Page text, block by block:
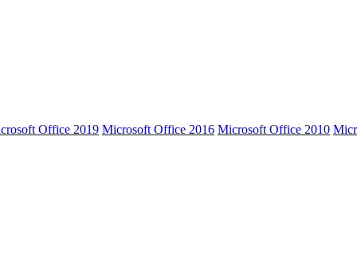
Office 2019 Microsoft Office 2016 Microsoft Office 2010